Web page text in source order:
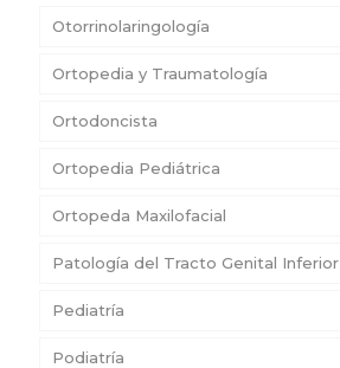
Otorrinolaringología
Ortopedia y Traumatología
Ortodoncista
Ortopedia Pediátrica
Ortopeda Maxilofacial
Patología del Tracto Genital Inferior
Pediatría
Podiatría